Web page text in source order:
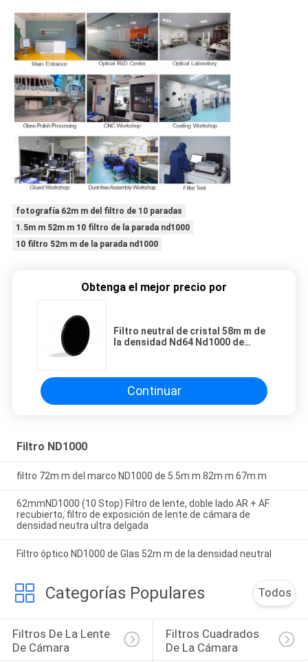
fotografía 62m m del filtro de 10 paradas
1.5m m 52m m 10 filtro de la parada nd1000
10 filtro 52m m de la parada nd1000
Obtenga el mejor precio por
Filtro neutral de cristal 58m m de
la densidad Nd64 Nd1000 de
Continuar
Filtro ND1000
filtro 72m m del marco ND1000 de 5.5m m 82m m 67m m
62mmND1000 (10 Stop) Filtro de lente, doble lado AR + AF
recubierto, filtro de exposición de lente de cámara de
densidad neutra ultra delgada
Filtro óptico ND1000 de Glas 52m m de la densidad neutral
Categorías Populares Todos
Filtros De La Lente
De Cámara
Filtros Cuadrados
De La Cámara